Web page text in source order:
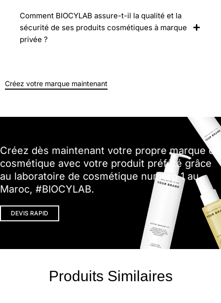
Comment BIOCYLAB assure-t-il la qualité et la
sécurité de ses produits cosmétiques à marque
privée ?
Créez votre marque maintenant
Créez dès maintenant votre propre marque de
cosmétique avec votre produit préféré grâce
au laboratoire de cosmétique numéro 1 au
Maroc, #BIOCYLAB.
DEVIS RAPID
Produits Similaires